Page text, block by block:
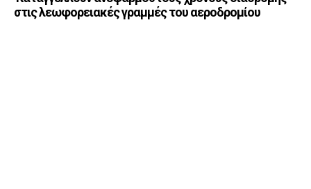
στις λεωφορειακές γραμμές του αεροδρομίου